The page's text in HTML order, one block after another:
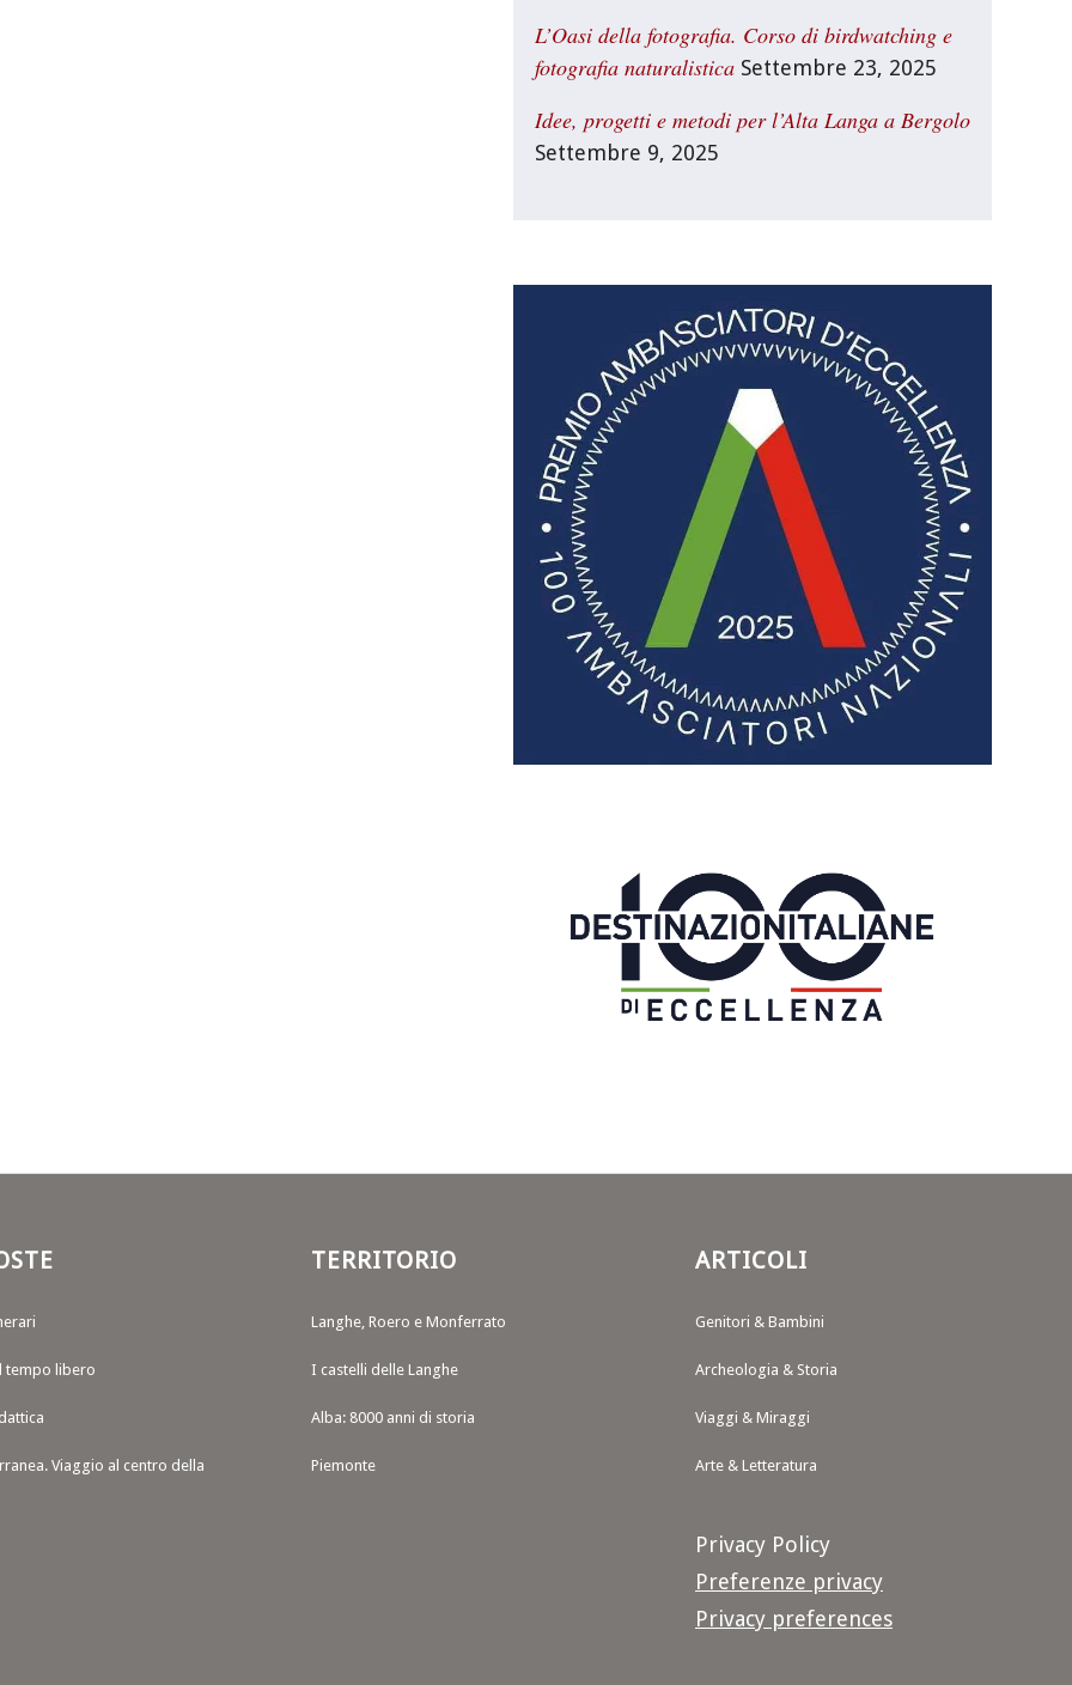
L’Oasi della fotografia. Corso di birdwatching e
fotografia naturalistica Settembre 23, 2025
Idee, progetti e metodi per l’Alta Langa a Bergolo
Settembre 9, 2025
tempo libero
Viaggio al centro della
TERRITORIO
Langhe, Roero e Monferrato
I castelli delle Langhe
Alba: 8000 anni di storia
Piemonte
ARTICOLI
Genitori & Bambini
Archeologia & Storia
Viaggi & Miraggi
Arte & Letteratura
Privacy Policy
Preferenze privacy
Privacy preferences